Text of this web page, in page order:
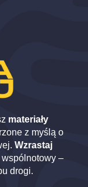
materiały
z myślą o
Wzrastaj
–
drogi.